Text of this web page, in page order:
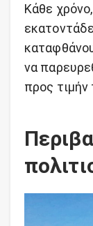
Κάθε
να
προς τιμήν